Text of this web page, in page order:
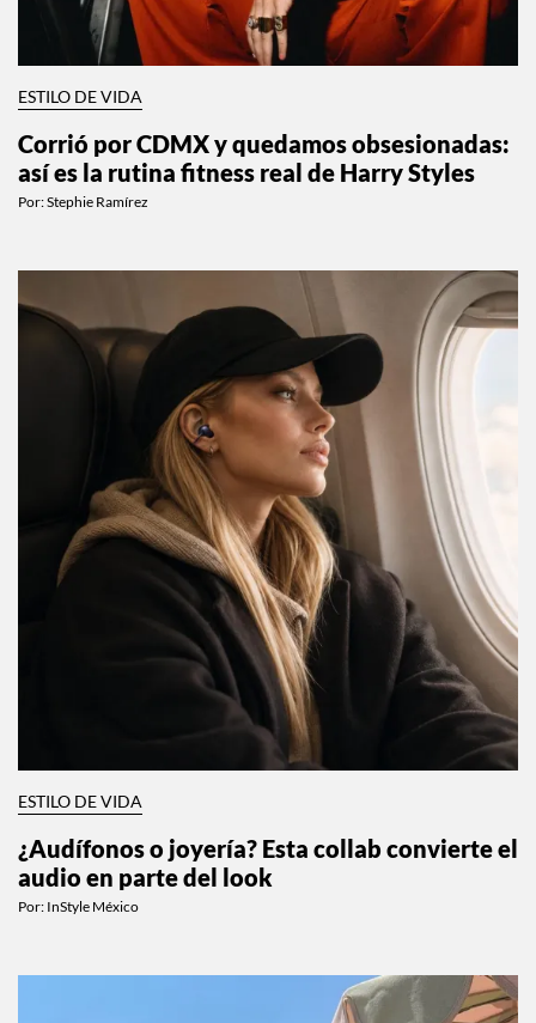
ESTILO DE VIDA
Corrió por CDMX y quedamos obsesionadas:
así es la rutina fitness real de Harry Styles
Por:Stephie Ramírez
ESTILO DE VIDA
¿Audífonos o joyería? Esta collab convierte el
audio en parte del look
Por: InStyle México